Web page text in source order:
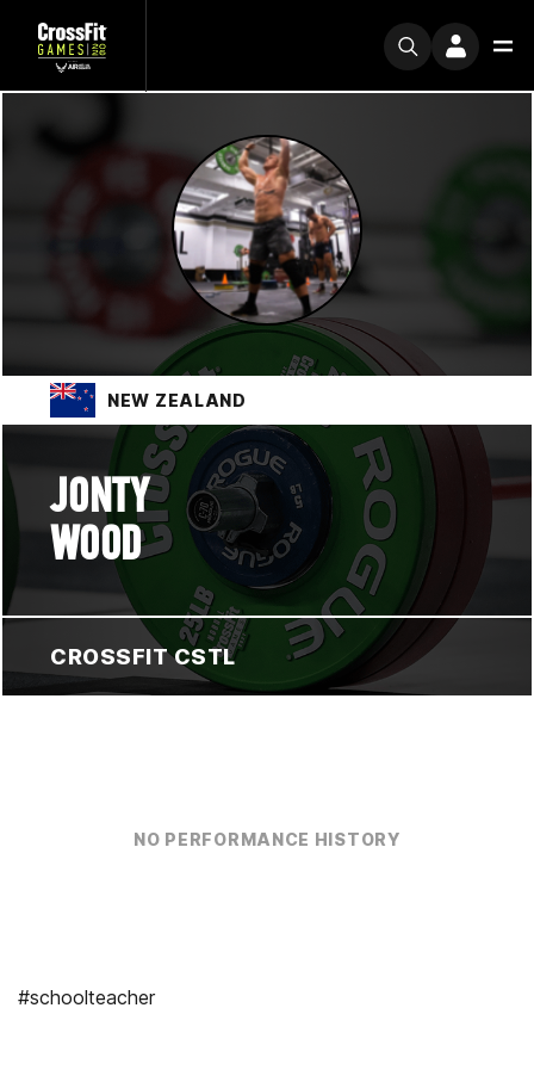
NEW ZEALAND
JONTY
WOOD
CROSSFIT CSTL
NO PERFORMANCE HISTORY
#schoolteacher